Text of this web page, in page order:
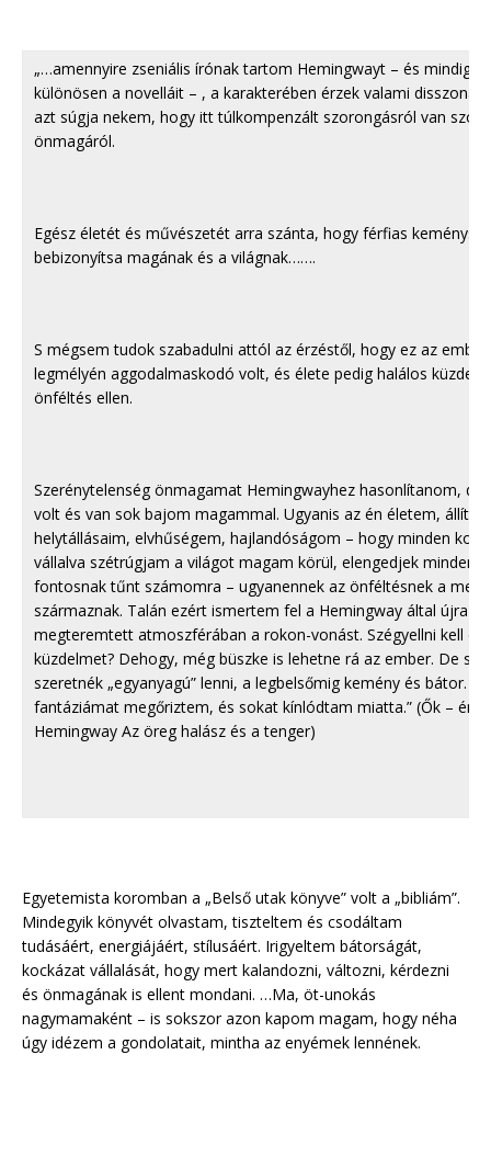
„…amennyire zseniális írónak tartom Hemingwayt – és mindig
különösen a novelláit – , a karakterében érzek valami
azt súgja nekem, hogy itt túlkompenzált szorongásról van szó,
önmagáról.
Egész életét és művészetét arra szánta, hogy férfias
bebizonyítsa magának és a világnak…….
S mégsem tudok szabadulni attól az érzéstől, hogy ez az ember
legmélyén aggodalmaskodó volt, és élete pedig halálos
önféltés ellen.
Szerénytelenség önmagamat Hemingwayhez hasonlítanom, de
volt és van sok bajom magammal. Ugyanis az én életem,
helytállásaim, elvhűségem, hajlandóságom – hogy minden
vállalva szétrúgjam a világot magam körül, elengedjek mindent,
fontosnak tűnt számomra – ugyanennek az önféltésnek a
származnak. Talán ezért ismertem fel a Hemingway által újra
megteremtett atmoszférában a rokon-vonást. Szégyellni kell
küzdelmet? Dehogy, még büszke is lehetne rá az ember. De
szeretnék „egyanyagú” lenni, a legbelsőmig kemény és bátor.
fantáziámat megőriztem, és sokat kínlódtam miatta.” (Ők – én
Hemingway Az öreg halász és a tenger)
Egyetemista koromban a „Belső utak könyve” volt a „bibliám”.
Mindegyik könyvét olvastam, tiszteltem és csodáltam
tudásáért, energiájáért, stílusáért. Irigyeltem bátorságát,
kockázat vállalását, hogy mert kalandozni, változni, kérdezni
és önmagának is ellent mondani. …Ma, öt-unokás
nagymamaként – is sokszor azon kapom magam, hogy néha
úgy idézem a gondolatait, mintha az enyémek lennének.